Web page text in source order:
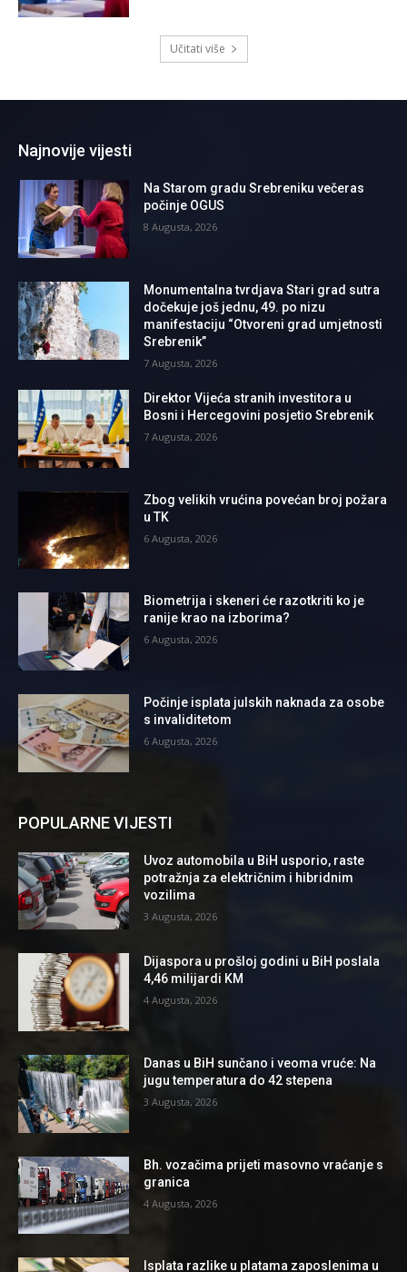
Učitati više
Najnovije vijesti
Na Starom gradu Srebreniku večeras
počinje OGUS
8 Augusta, 2026
Monumentalna tvrdjava Stari grad sutra
dočekuje još jednu, 49. po nizu
manifestaciju “Otvoreni grad umjetnosti
Srebrenik”
7 Augusta, 2026
Direktor Vijeća stranih investitora u
Bosni i Hercegovini posjetio Srebrenik
7 Augusta, 2026
Zbog velikih vrućina povećan broj požara
u TK
6 Augusta, 2026
Biometrija i skeneri će razotkriti ko je
ranije krao na izborima?
6 Augusta, 2026
Počinje isplata julskih naknada za osobe
s invaliditetom
6 Augusta, 2026
POPULARNE VIJESTI
Uvoz automobila u BiH usporio, raste
potražnja za električnim i hibridnim
vozilima
3 Augusta, 2026
Dijaspora u prošloj godini u BiH poslala
4,46 milijardi KM
4 Augusta, 2026
Danas u BiH sunčano i veoma vruće: Na
jugu temperatura do 42 stepena
3 Augusta, 2026
Bh. vozačima prijeti masovno vraćanje s
granica
4 Augusta, 2026
Isplata razlike u platama zaposlenima u